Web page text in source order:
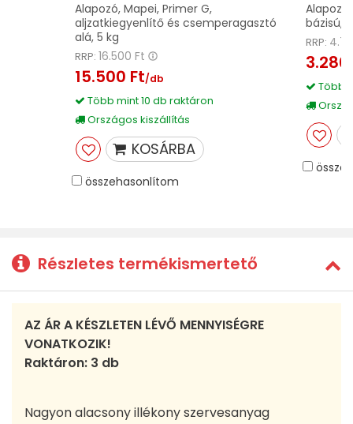
Alapozó, Mapei, Primer G,
aljzatkiegyenlítő és csemperagasztó
alá, 5 kg
RRP: 16.500 Ft
15.500 Ft/db
Több mint 10 db raktáron
Országos kiszállítás
KOSÁRBA
összehasonlítom
bázisú, 1
RRP:
3.286
Több
Részletes termékismertető
AZ ÁR A KÉSZLETEN LÉVŐ MENNYISÉGRE
VONATKOZIK!
Raktáron: 3 db
Nagyon alacsony illékony szervesanyag